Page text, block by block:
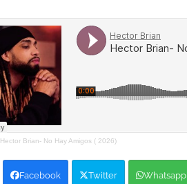
Hector Brian- No Hay Amigos ( 2026)
Facebook Twitter Whatsapp